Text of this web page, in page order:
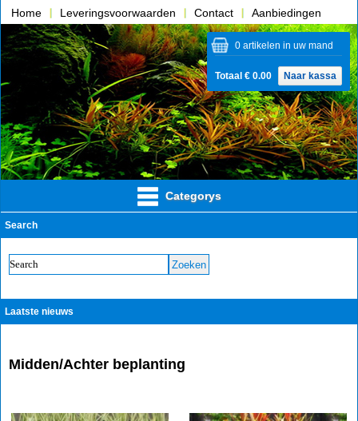
Home Leveringsvoorwaarden Contact
Aanbiedingen
Over ons
Categorys
Search
Laatste nieuws
0 artikelen in uw mand
Totaal € 0.00 Naar kassa
Midden/Achter beplanting